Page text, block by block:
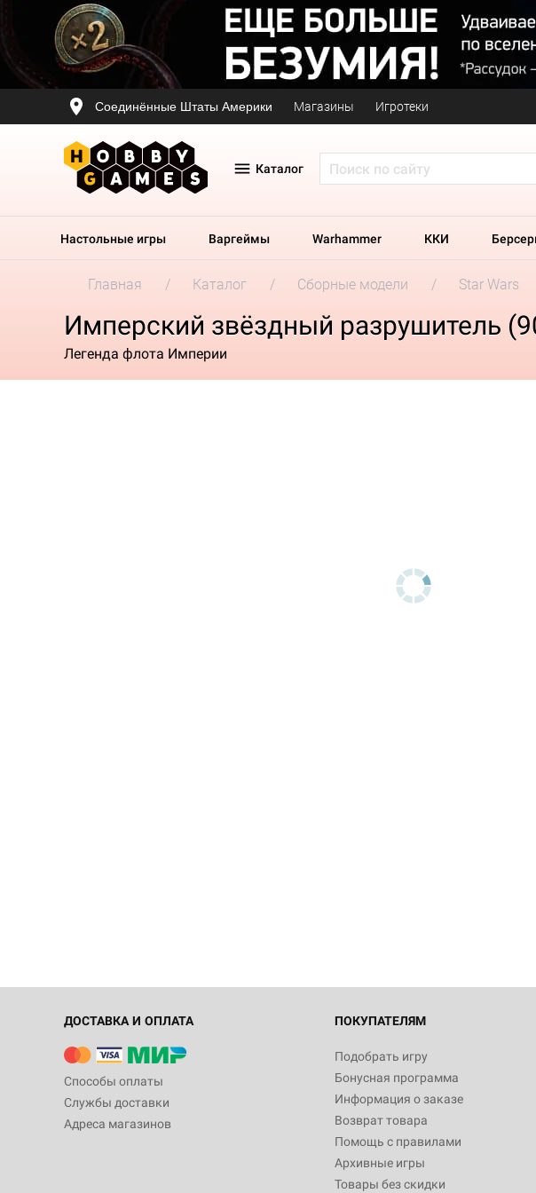
Соединённые Штаты Америки Магазины Игротеки
Каталог
Настольные игры Варгеймы Warhammer ККИ
Главная Каталог Сборные модели Star Wars
Имперский звёздный разрушитель
Легенда флота Империи
ДОСТАВКА И ОПЛАТА
Способы оплаты
Службы доставки
Адреса магазинов
ПОКУПАТЕЛЯМ
Подобрать игру
Бонусная программа
Информация о заказе
Возврат товара
Помощь с правилами
Архивные игры
Товары без скидки